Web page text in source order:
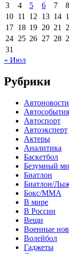
3
4 5 6 7 8
10 11 12 13 14
17 18 19 20 21
24 25 26 27 28
31
« Июл
Рубрики
Автоновости
Автособытия
Автоспорт
Автоэксперт
Актеры
Аналитика
Баскетбол
Безумный
Биатлон
Биатлон/
Бокс/MMA
В мире
В России
Вещи
Военные
Волейбол
Гаджеты